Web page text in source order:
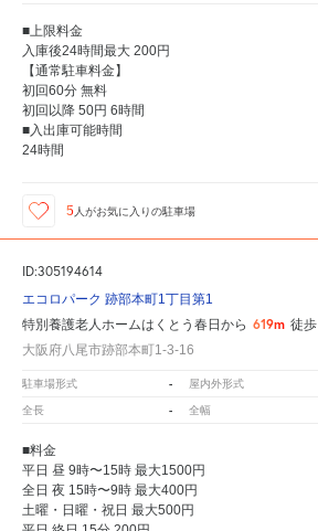
■上限料金
入庫後24時間最大 200円
【通常駐車料金】
初回60分 無料
初回以降 50円 6時間
■入出庫可能時間
24時間
5人がお気に入りの駐車場
ID:305194614
エコロパーク 跡部本町1丁目第1
特別養護老人ホームはくとう春日から 619m 徒歩
大阪府八尾市跡部本町1-3-16
駐車場形式 - 屋内外形式
全長 - 全幅
■料金
平日 昼 9時〜15時 最大1500円
全日 夜 15時〜9時 最大400円
土曜・日曜・祝日 最大500円